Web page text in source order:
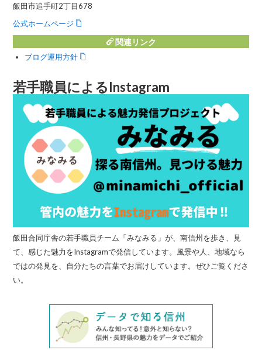
飯田市追手町2丁目678
公式ホームページ
関連リンク
ブログ運用方針
若手職員によるInstagram
飯田合同庁舎の若手職員チーム「みなみる」が、南信州を歩き、見
て、感じた魅力をInstagramで発信しています。風景や人、地域なら
ではの発見を、自分たちの言葉でお届けしています。ぜひご覧くださ
い。